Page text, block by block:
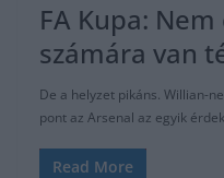
FA Kupa:
számára van
De a helyzet pikáns. Willian-
pont az Arsenal az egyik
Read More